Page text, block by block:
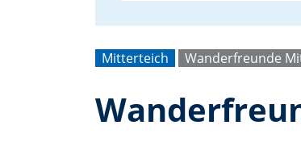
Mitterteich Wanderfreunde